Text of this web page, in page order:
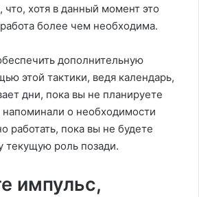
что, хотя в данный момент это
более чем необходима.
дополнительную
этой тактики, ведя календарь,
дни, пока вы не планируете
напоминали о необходимости
работать, пока вы не будете
текущую роль позади.
импульс,